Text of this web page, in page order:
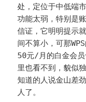
处，定位于中低端
功能太弱，特别是
信证，它明明提示
间不算小，可那
50元/月的白金会
里也看不到，貌似
知道的人说金山差
人了。